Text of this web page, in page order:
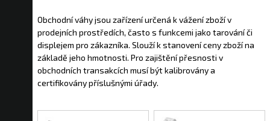
Obchodní váhy jsou zařízení určená k vážení zboží v
prodejních prostředích, často s funkcemi jako tarování či
displejem pro zákazníka. Slouží k stanovení ceny zboží na
základě jeho hmotnosti. Pro zajištění přesnosti v
obchodních transakcích musí být kalibrovány a
certifikovány příslušnými úřady.